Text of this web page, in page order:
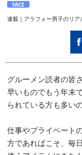
FACE
連載｜アラフォー男子のリア
グルーメン読者の皆
早いものでもう年末
られている方も多い
仕事やプライベート
方であればこそ、毎